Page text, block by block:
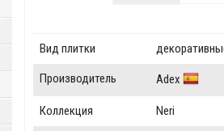
Вид плитки
Производитель Adex
Коллекция Neri